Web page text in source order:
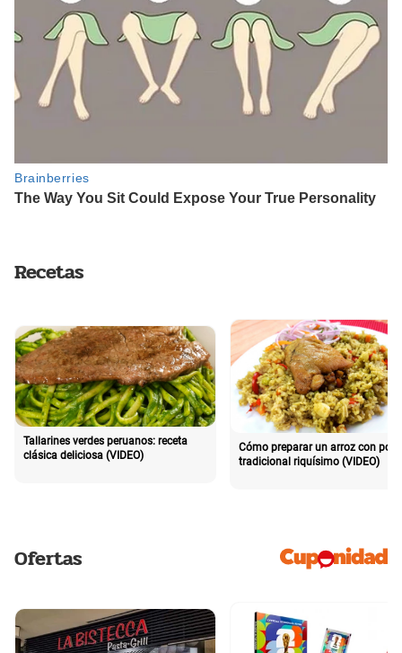
Recetas
Tallarines verdes peruanos: receta
clásica deliciosa (VIDEO)
Cómo preparar un arroz con pollo
tradicional riquísimo (VIDEO)
Ofertas